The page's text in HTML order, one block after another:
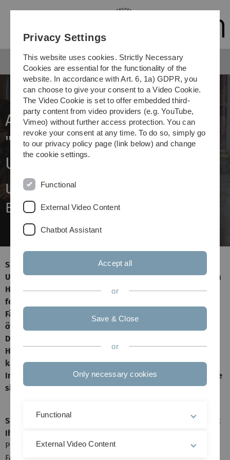
Skip
Skip
Skip
Skip
Abschied von der
"Universität in der
Universität"
Uni-Philosophin Renate
Breuninger im Ruhestand
Sie war das Gesicht der Philosophie an der Universität
Ulm: Professorin Renate Breuninger. In über 30 Jahren am
Humboldt-Studienzentrum (HSZ) hat sie die Philosophie
fest im naturwissenschaftlichen und technischen
Fächerspektrum der Universität Ulm verankert. Mit
öffentlichen Veranstaltungen wie den Ulmer
Denkanstößen baute sie zudem Brücken in die Stadt. Ein
HSZ ohne seine Geschäftsführerin Renate Breuninger
kann man sich nur schwer vorstellen. Im Abschieds-
Interview spricht sie über positive Kulturschocks und wie
sie die Philosophie aus dem Elfenbeinturm holt.
Sie stammen aus einer Kaufmannsfamilie. Woher kommt
Ihr Interesse an Philosophie?
Prof. Breuninger: "Mein Vater und mein Onkel waren im
Familienunternehmen tätig. Beide hatten aber auch eine
Privacy Settings
This website uses cookies. Strictly Necessary
Cookies are essential for the functionality of the
website. In accordance with Art. 6, 1a) GDPR, you
can choose to give your consent to a Video Cookie.
The Video Cookie is set to offer embedded third-
party content from video providers (e.g. YouTube,
Vimeo) without further access protection. You can
revoke your consent at any time. To do so, simply go
to our privacy policy page (link below) and change
the cookie settings.
Functional
External Video Content
Chatbot Assistant
Accept all
or
Save & Close
or
Only necessary cookies
Functional
External Video Content